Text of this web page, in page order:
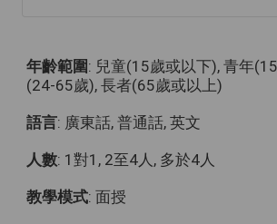
年齡範圍: 兒童(15歲或以下), 青年
(24-65歲), 長者(65歲或以上)
語言: 廣東話, 普通話, 英文
人數: 1對1, 2至4人, 多於4人
教學模式: 面授